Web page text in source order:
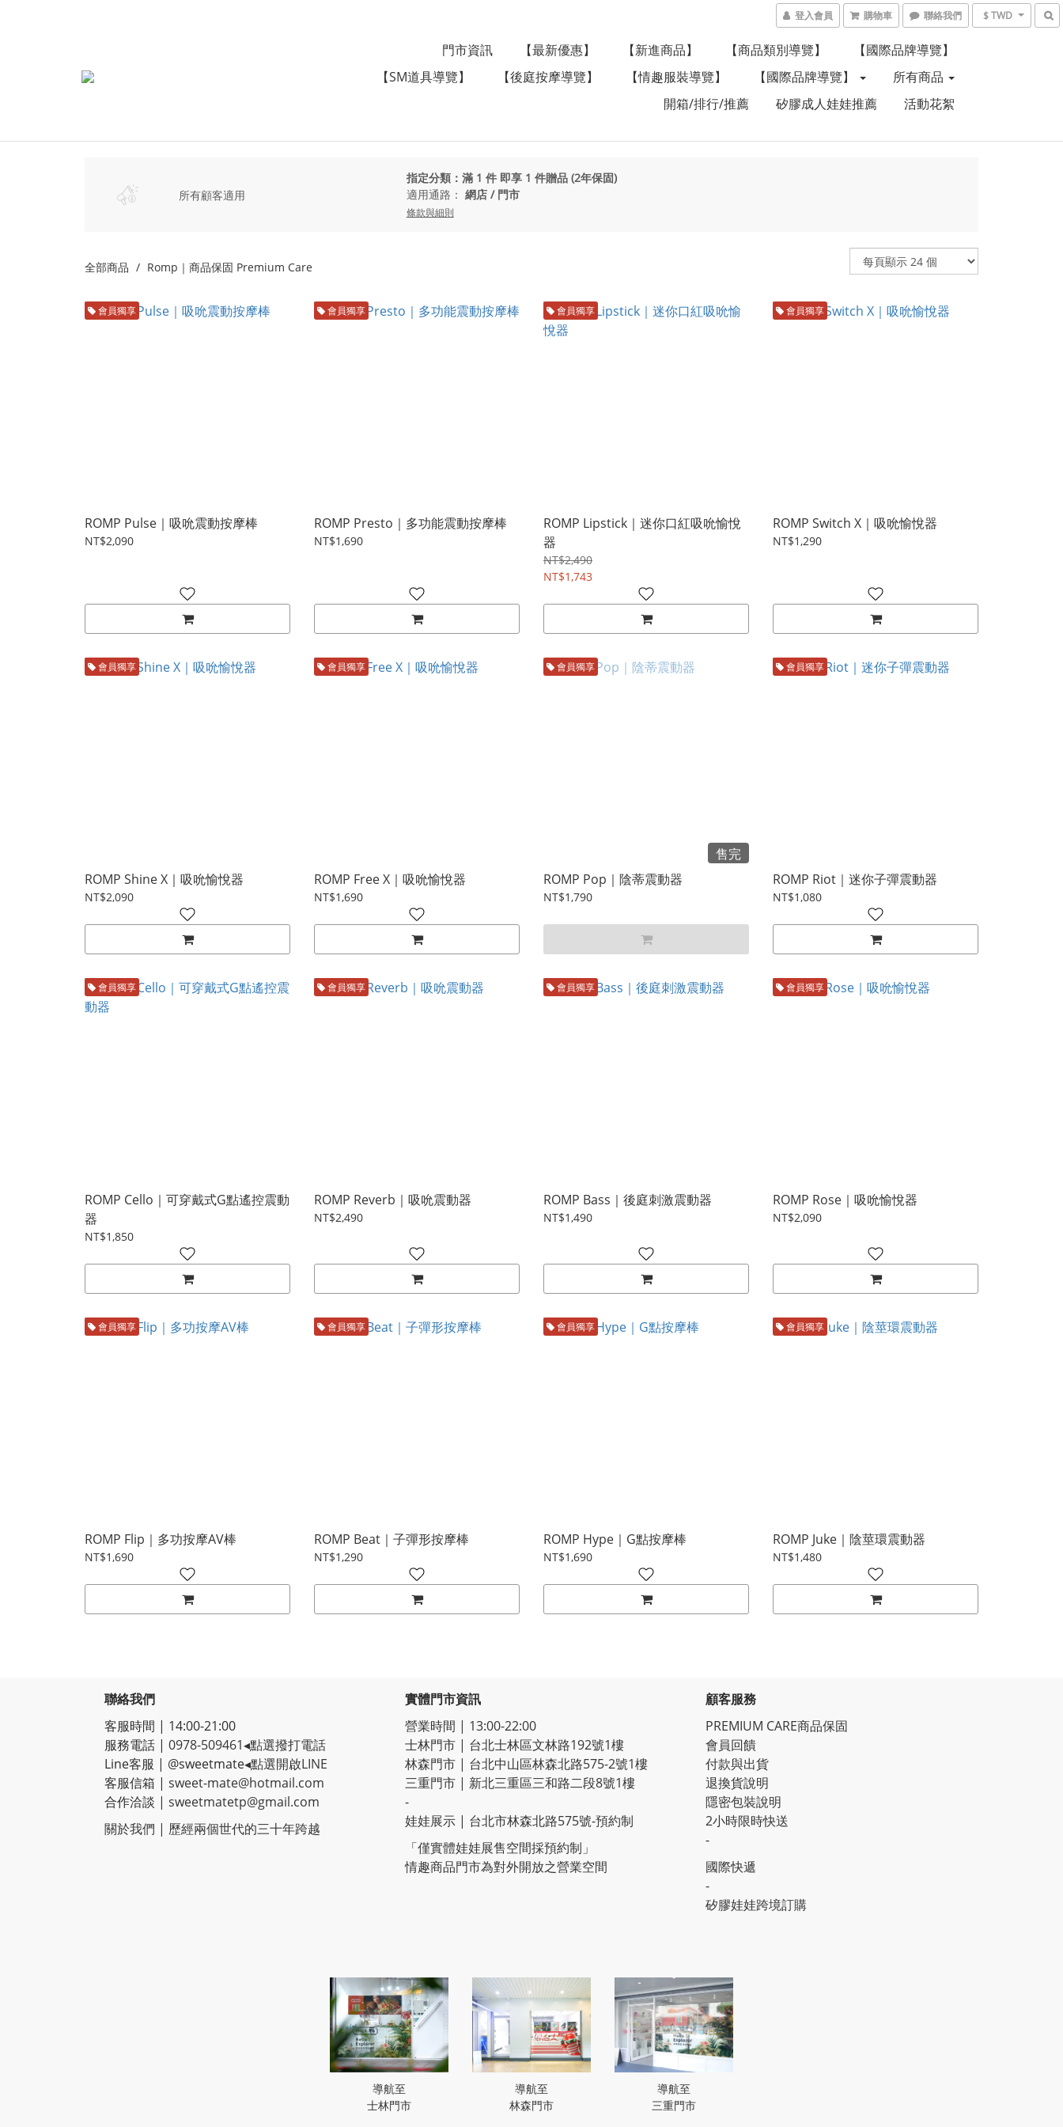
登入會員 購物車 聯絡我們 $ TWD
門市資訊 【最新優惠】 【新進商品】 【商品類別導覽】
【國際品牌導覽】
【SM道具導覽】
【後庭按摩導覽】 【情趣服裝導覽】 【國際品牌導覽】
所有商品
開箱/排行/推薦
矽膠成人娃娃推薦 活動花絮
所有顧客適用
指定分類：滿 1 件 即享 1 件贈品 (2年保固)
適用通路： 網店 / 門市
條款與細則
全部商品 Romp｜商品保固 Premium Care
會員獨享
ROMP Pulse｜吸吮震動按摩棒
NT$2,090
會員獨享
ROMP Presto｜多功能震動按摩棒
NT$1,690
會員獨享
ROMP Lipstick｜迷你口紅吸吮愉悅
器
NT$2,490
NT$1,743
會員獨享
ROMP Switch X｜吸吮愉悅器
NT$1,290
會員獨享
ROMP Shine X｜吸吮愉悅器
NT$2,090
會員獨享
ROMP Free X｜吸吮愉悅器
NT$1,690
會員獨享
售完
ROMP Pop｜陰蒂震動器
NT$1,790
會員獨享
ROMP Riot｜迷你子彈震動器
NT$1,080
會員獨享
ROMP Cello｜可穿戴式G點遙控震動
器
NT$1,850
會員獨享
ROMP Reverb｜吸吮震動器
NT$2,490
會員獨享
ROMP Bass｜後庭刺激震動器
NT$1,490
會員獨享
ROMP Rose｜吸吮愉悅器
NT$2,090
會員獨享
ROMP Flip｜多功按摩AV棒
NT$1,690
會員獨享
ROMP Beat｜子彈形按摩棒
NT$1,290
會員獨享
ROMP Hype｜G點按摩棒
NT$1,690
會員獨享
ROMP Juke｜陰莖環震動器
NT$1,480
聯絡我們
客服時間 | 14:00-21:00
服務電話 | 0978-509461◂點選撥打電話
Line客服 | @sweetmate◂點選開啟LINE
客服信箱 | sweet-mate@hotmail.com
合作洽談 | sweetmatetp@gmail.com
關於我們 | 歷經兩個世代的三十年跨越
實體門市資訊
營業時間 | 13:00-22:00
士林門市 | 台北士林區文林路192號1樓
林森門市 | 台北中山區林森北路575-2號1樓
三重門市 | 新北三重區三和路二段8號1樓
-
娃娃展示 | 台北市林森北路575號-預約制
「僅實體娃娃展售空間採預約制」
情趣商品門市為對外開放之營業空間
顧客服務
PREMIUM CARE商品保固
會員回饋
付款與出貨
退換貨說明
隱密包裝說明
2小時限時快送
-
國際快遞
-
矽膠娃娃跨境訂購
導航至
士林門市
導航至
林森門市
導航至
三重門市